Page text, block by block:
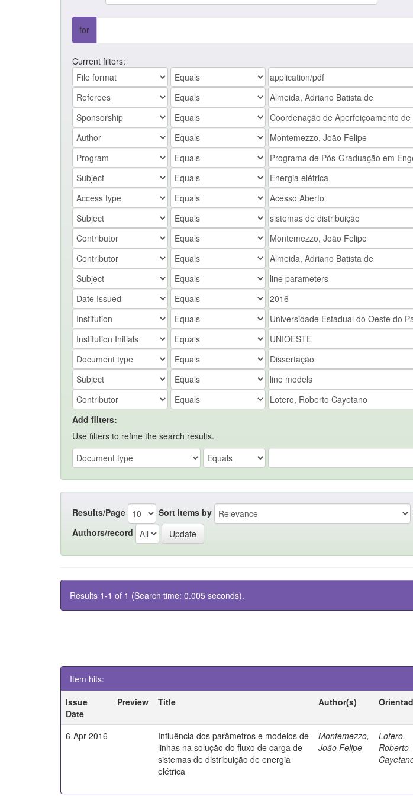
for
Current filters:
Add filters:
Use filters to refine the search results.
Results/Page Sort items by
Authors/record
Results 1-1 of 1 (Search time: 0.005 seconds).
Item hits:
Issue
Date
Preview Title Author(s)
6-Apr-2016
Influência dos parâmetros e modelos de
linhas na solução do fluxo de carga de
sistemas de distribuição de energia
elétrica
Montemezzo,
João Felipe
Lotero,
Roberto